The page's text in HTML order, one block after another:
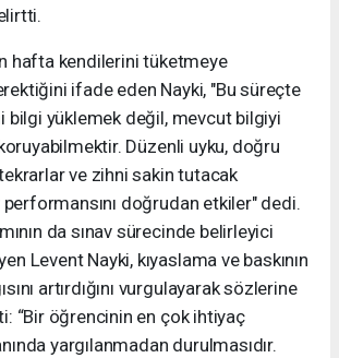
hafta kendilerini tüketmeye
ifade eden Nayki, "Bu süreçte
bilgi yüklemek değil, mevcut bilgiyi
Düzenli uyku, doğru
ve zihni sakin tutacak
performansını doğrudan etkiler" dedi.
da sınav sürecinde belirleyici
Levent Nayki, kıyaslama ve baskının
artırdığını vurgulayarak sözlerine
“Bir öğrencinin en çok ihtiyaç
yargılanmadan durulmasıdır.